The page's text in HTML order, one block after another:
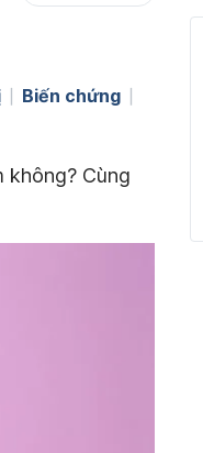
Biến chứng
không? Cùng